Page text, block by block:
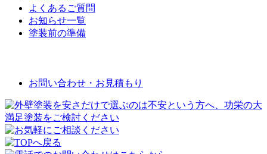
よくあるご質問
お知らせ一覧
塗装前の準備
お問い合わせ・お見積もり